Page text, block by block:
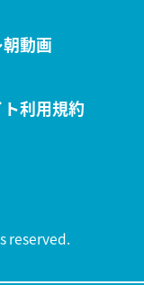
動画
利用規約
reserved.